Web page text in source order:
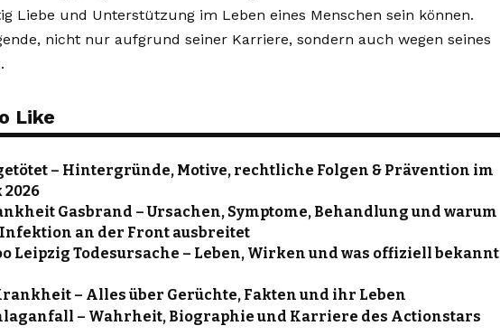
Liebe und Unterstützung im Leben eines Menschen sein können.
nicht nur aufgrund seiner Karriere, sondern auch wegen seines
Like
– Hintergründe, Motive, rechtliche Folgen & Prävention im
Gasbrand – Ursachen, Symptome, Behandlung und warum
an der Front ausbreitet
Leipzig Todesursache – Leben, Wirken und was offiziell bekannt
– Alles über Gerüchte, Fakten und ihr Leben
– Wahrheit, Biographie und Karriere des Actionstars